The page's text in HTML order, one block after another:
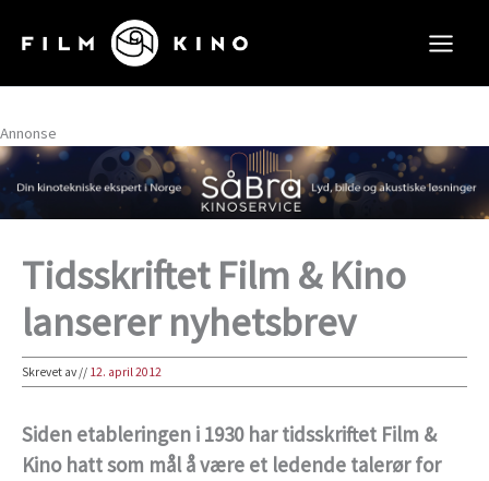
rett
innholdet
Annonse
Tidsskriftet Film & Kino
lanserer nyhetsbrev
Skrevet av// 12. april 2012
Siden etableringen i 1930 har tidsskriftet Film &
Kino hatt som mål å være et ledende talerør for